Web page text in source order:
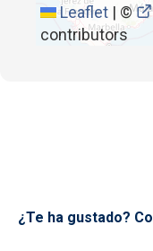
Leaflet | ©
contributors
¿Te ha gustado?